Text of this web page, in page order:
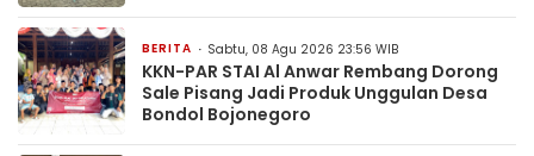
BERITA Sabtu, 08 Agu 2026 23:56 WIB
KKN-PAR STAI Al Anwar Rembang Dorong
Sale Pisang Jadi Produk Unggulan Desa
Bondol Bojonegoro